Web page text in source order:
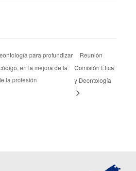
para profundizar
en la mejora de la
la profesión
Reunión
Comisión Ética
y Deontología